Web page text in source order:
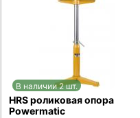
В наличии 2 шт.
HRS роликовая опора
Powermatic